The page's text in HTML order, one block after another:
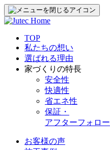
TOP
私たちの想い
選ばれる理由
家づくりの特長
安全性
快適性
省エネ性
保証・
アフターフォロー
お客様の声